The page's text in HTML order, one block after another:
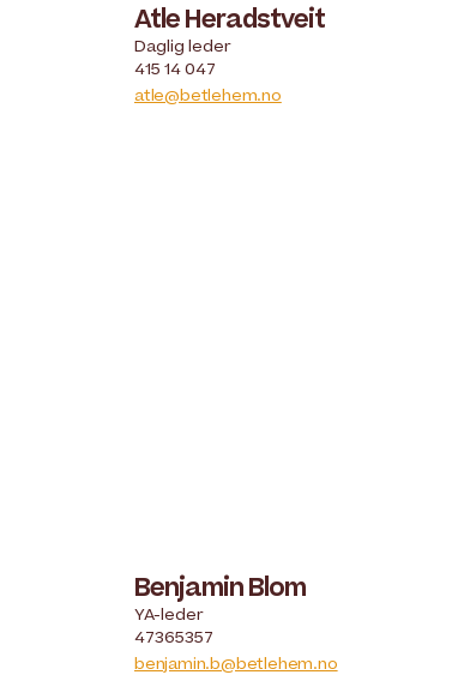
Atle Heradstveit
Daglig leder
415 14 047
atle@betlehem.no
Benjamin Blom
YA-leder
47365357
benjamin.b@betlehem.no